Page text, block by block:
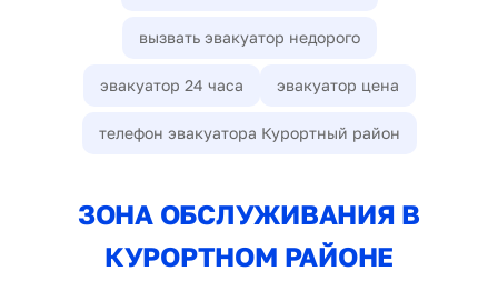
вызвать эвакуатор недорого
эвакуатор 24 часа эвакуатор цена
телефон эвакуатора Курортный район
ЗОНА ОБСЛУЖИВАНИЯ В
КУРОРТНОМ РАЙОНЕ